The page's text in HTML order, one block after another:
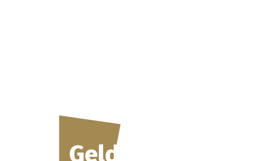
Geldentwertung